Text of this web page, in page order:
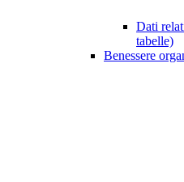
Dati
tabelle)
Benessere